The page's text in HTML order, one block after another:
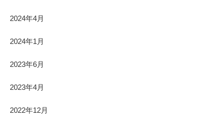
2024年4月
2024年1月
2023年6月
2023年4月
2022年12月